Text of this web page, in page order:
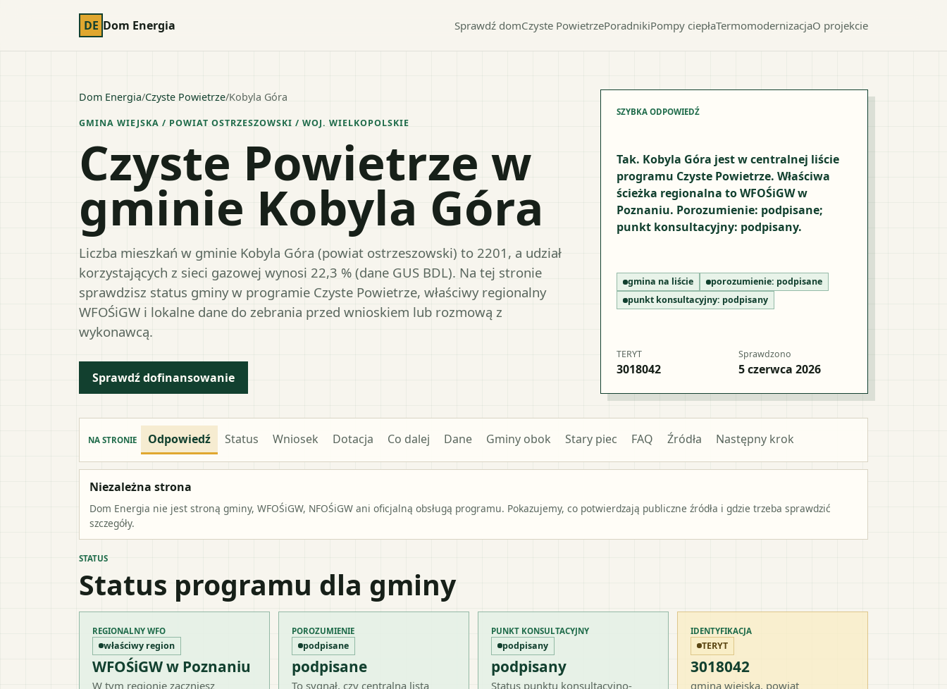
DE Dom Energia Sprawdź domCzyste PowietrzePoradnikiPompy ciepłaTermomodernizacjaO projekcie
Dom Energia/Czyste Powietrze/Kobyla Góra
GMINA WIEJSKA / POWIAT OSTRZESZOWSKI / WOJ. WIELKOPOLSKIE
Czyste Powietrze w
gminie Kobyla Góra
Liczba mieszkań w gminie Kobyla Góra (powiat ostrzeszowski) to 2201, a udział
korzystających z sieci gazowej wynosi 22,3 % (dane GUS BDL). Na tej stronie
sprawdzisz status gminy w programie Czyste Powietrze, właściwy regionalny
WFOŚiGW i lokalne dane do zebrania przed wnioskiem lub rozmową z
wykonawcą.
Sprawdź dofinansowanie
SZYBKA ODPOWIEDŹ
Tak. Kobyla Góra jest w centralnej liście
programu Czyste Powietrze. Właściwa
ścieżka regionalna to WFOŚiGW w
Poznaniu. Porozumienie: podpisane;
punkt konsultacyjny: podpisany.
gmina na liście porozumienie: podpisane
punkt konsultacyjny: podpisany
TERYT
3018042
Sprawdzono
5 czerwca 2026
NA STRONIE Odpowiedź Status Wniosek Dotacja Co dalej Dane Gminy obok Stary piec FAQ Źródła Następny krok
Niezależna strona
Dom Energia nie jest stroną gminy, WFOŚiGW, NFOŚiGW ani oficjalną obsługą programu. Pokazujemy, co potwierdzają publiczne źródła i gdzie trzeba sprawdzić
szczegóły.
STATUS
Status programu dla gminy
REGIONALNY WFO
właściwy region
WFOŚiGW w Poznaniu
W tym regionie zaczniesz
POROZUMIENIE
podpisane
podpisane
To sygnał, czy centralna lista
PUNKT KONSULTACYJNY
podpisany
podpisany
Status punktu konsultacyjno-
IDENTYFIKACJA
TERYT
3018042
gmina wiejska, powiat